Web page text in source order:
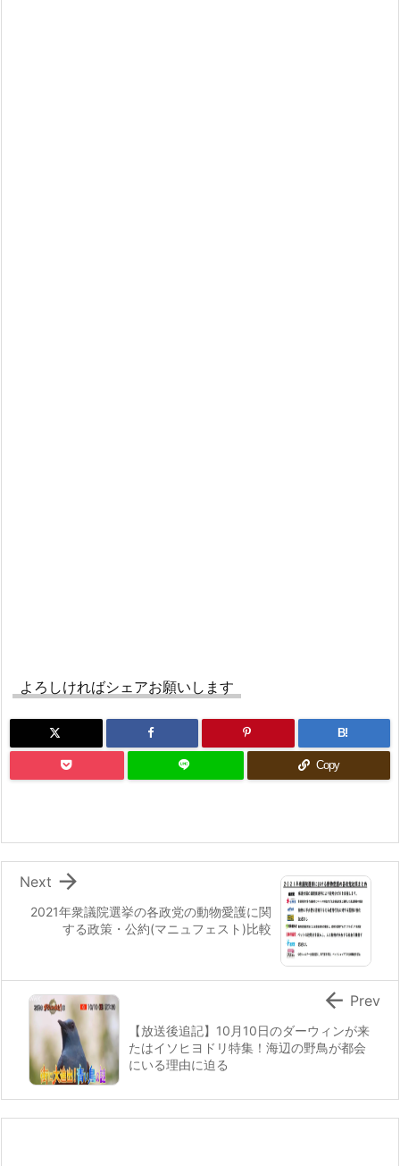
よろしければシェアお願いします
B!
Copy
2021年衆議院選挙の各政党の動物愛護に関
する政策・公約(マニュフェスト)比較

Next
【放送後追記】10月10日のダーウィンが来
たはイソヒヨドリ特集！海辺の野鳥が都会
にいる理由に迫る
 Prev